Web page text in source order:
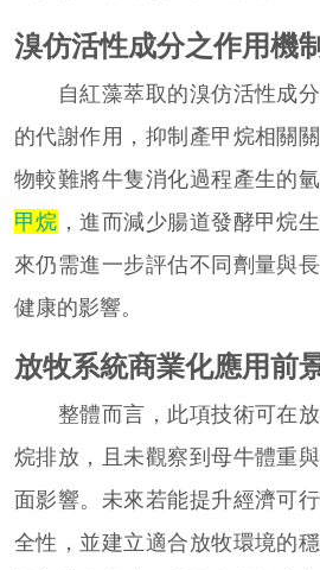
溴仿活性成分之作用機制
自紅藻萃取的溴仿活性成分
的代謝作用，抑制產甲烷相關
物較難將牛隻消化過程產生的
甲烷 ，進而減少腸道發酵甲烷
來仍需進一步評估不同劑量與
健康的影響。
放牧系統商業化應用前
整體而言，此項技術可在放
烷排放，且未觀察到母牛體重
面影響。未來若能提升經濟可
全性，並建立適合放牧環境的